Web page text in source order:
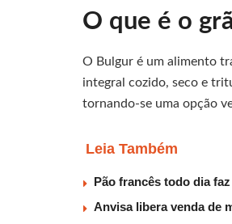
O que é o
O Bulgur é um alimento
integral cozido, seco e
tornando-se uma opção
Leia Também
Pão francês todo dia
Anvisa libera venda de